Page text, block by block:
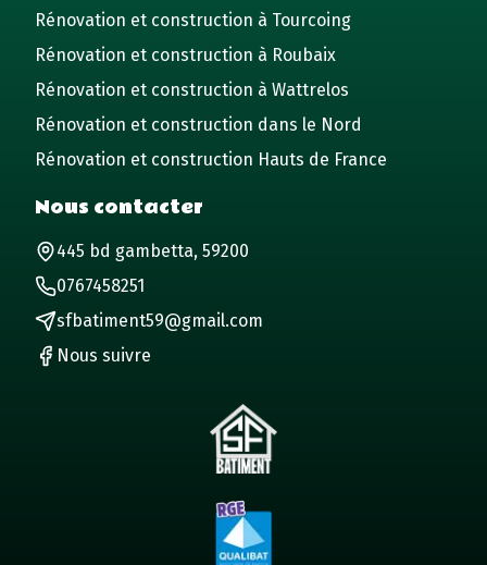
Rénovation et construction à Tourcoing
Rénovation et construction à Roubaix
Rénovation et construction à Wattrelos
Rénovation et construction dans le Nord
Rénovation et construction Hauts de France
Nous contacter
445 bd gambetta, 59200
0767458251
sfbatiment59@gmail.com
Nous suivre